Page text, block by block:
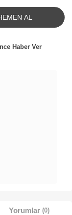
AL
Haber Ver
Yorumlar (0)